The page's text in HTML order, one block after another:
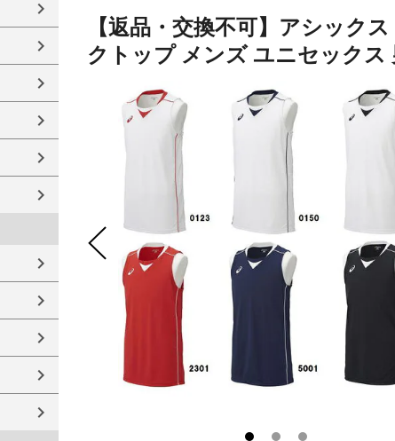
【返品・交換不可】アシック
クトップ メンズ ユニセックス